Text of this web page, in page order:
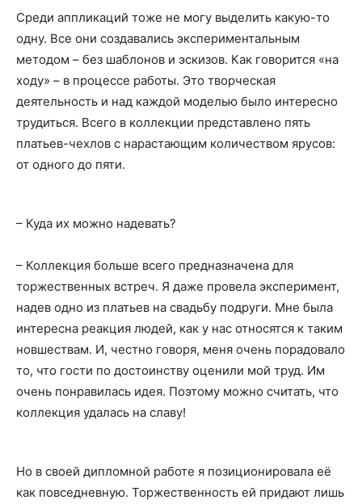
Среди аппликаций тоже не могу выделить какую-то
одну. Все они создавались экспериментальным
методом – без шаблонов и эскизов. Как говорится «на
ходу» – в процессе работы. Это творческая
деятельность и над каждой моделью было интересно
трудиться. Всего в коллекции представлено пять
платьев-чехлов с нарастающим количеством ярусов:
от одного до пяти.
– Куда их можно надевать?
– Коллекция больше всего предназначена для
торжественных встреч. Я даже провела эксперимент,
надев одно из платьев на свадьбу подруги. Мне была
интересна реакция людей, как у нас относятся к таким
новшествам. И, честно говоря, меня очень порадовало
то, что гости по достоинству оценили мой труд. Им
очень понравилась идея. Поэтому можно считать, что
коллекция удалась на славу!
Но в своей дипломной работе я позиционировала её
как повседневную. Торжественность ей придают лишь